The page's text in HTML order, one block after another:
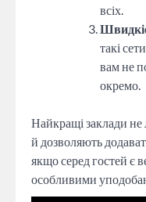
всіх.
такі
вам не
окремо.
Найкращі заклади не
й дозволяють
якщо серед гостей є
особливими